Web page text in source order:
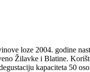
loze 2004. godine
Žilavke i Blatine.
kapaciteta 50